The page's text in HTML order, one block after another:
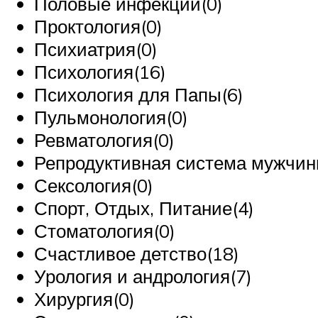
Проктология(0)
Психиатрия(0)
Психология(16)
Психология для Папы(6)
Пульмонология(0)
Ревматология(0)
Репродуктивная система
Сексология(0)
Спорт, Отдых, Питание(4)
Стоматология(0)
Счастливое детство(18)
Урология и андрология(7)
Хирургия(0)